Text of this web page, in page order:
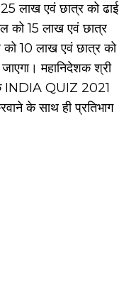
लाख एवं छात्र को ढाई
को 15 लाख एवं छात्र
10 लाख एवं छात्र को
महानिदेशक श्री
कि INDIA QUIZ 2021
के साथ ही प्रतिभाग